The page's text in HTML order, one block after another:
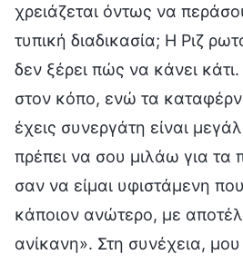
χρειάζεται όντως να
τυπική διαδικασία; Η Ριζ
δεν ξέρει πώς να κάνει κάτι.
στον κόπο, ενώ τα
έχεις συνεργάτη είναι
πρέπει να σου μιλάω για τα
σαν να είμαι υφιστάμενη
κάποιον ανώτερο, με
ανίκανη». Στη συνέχεια,